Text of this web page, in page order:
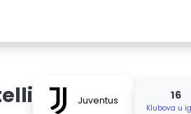
Juventus 16
Klubova u